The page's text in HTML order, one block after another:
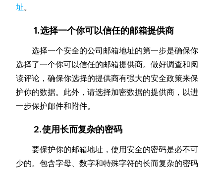
址。
1.选择一个你可以信任的邮箱提供商
选择一个安全的公司邮箱地址的第一步是确保你
选择了一个你可以信任的邮箱提供商。做好调查和阅
读评论，确保你选择的提供商有强大的安全政策来保
护你的数据。此外，请选择加密数据的提供商，以进
一步保护邮件和附件。
2.使用长而复杂的密码
要保护你的邮箱地址，使用安全的密码是必不可
少的。包含字母、数字和特殊字符的长而复杂的密码